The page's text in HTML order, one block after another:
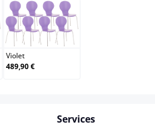
Violet
Violet
489,90 €
Services